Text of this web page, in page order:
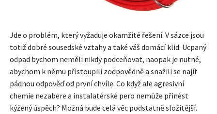
Jde o problém, který vyžaduje okamžité řešení. V sázce jsou
totiž dobré sousedské vztahy a také váš domácí klid. Ucpaný
odpad bychom neměli nikdy podceňovat, naopak je nutné,
abychom k němu přistoupili zodpovědně a snažili se najít
pádnou odpověď od první chvíle. Co když ale agresivní
chemie nezabere a instalatérské pero nemůže přinést
kýžený úspěch? Možná bude celá věc podstatně složitější.